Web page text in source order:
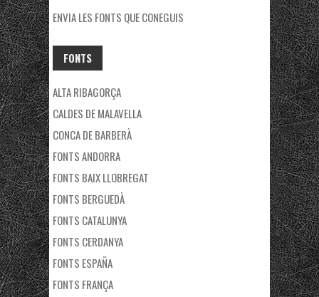
ENVIA LES FONTS QUE CONEGUIS
FONTS
ALTA RIBAGORÇA
CALDES DE MALAVELLA
CONCA DE BARBERÀ
FONTS ANDORRA
FONTS BAIX LLOBREGAT
FONTS BERGUEDÀ
FONTS CATALUNYA
FONTS CERDANYA
FONTS ESPAÑA
FONTS FRANÇA